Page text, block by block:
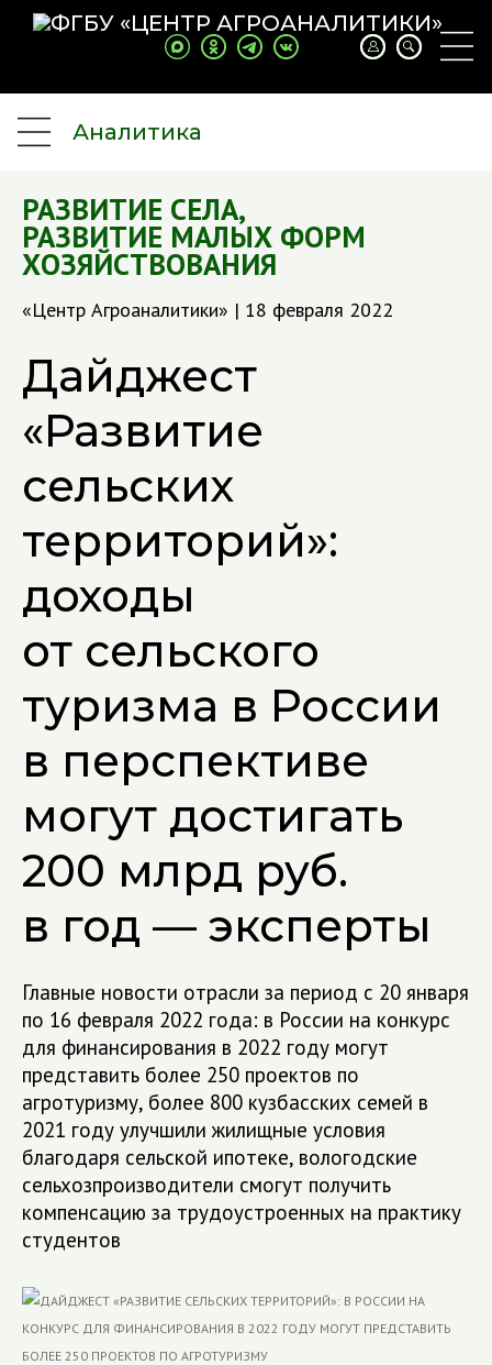
Аналитика
РАЗВИТИЕ СЕЛА,
РАЗВИТИЕ МАЛЫХ ФОРМ
ХОЗЯЙСТВОВАНИЯ
«Центр Агроаналитики» | 18 февраля 2022
Дайджест
«Развитие
сельских
территорий»:
доходы
от сельского
туризма в России
в перспективе
могут достигать
200 млрд руб.
в год — эксперты
Главные новости отрасли за период с 20 января
по 16 февраля 2022 года: в России на конкурс
для финансирования в 2022 году могут
представить более 250 проектов по
агротуризму, более 800 кузбасских семей в
2021 году улучшили жилищные условия
благодаря сельской ипотеке, вологодские
сельхозпроизводители смогут получить
компенсацию за трудоустроенных на практику
студентов